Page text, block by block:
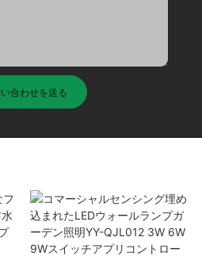
合わせを送る